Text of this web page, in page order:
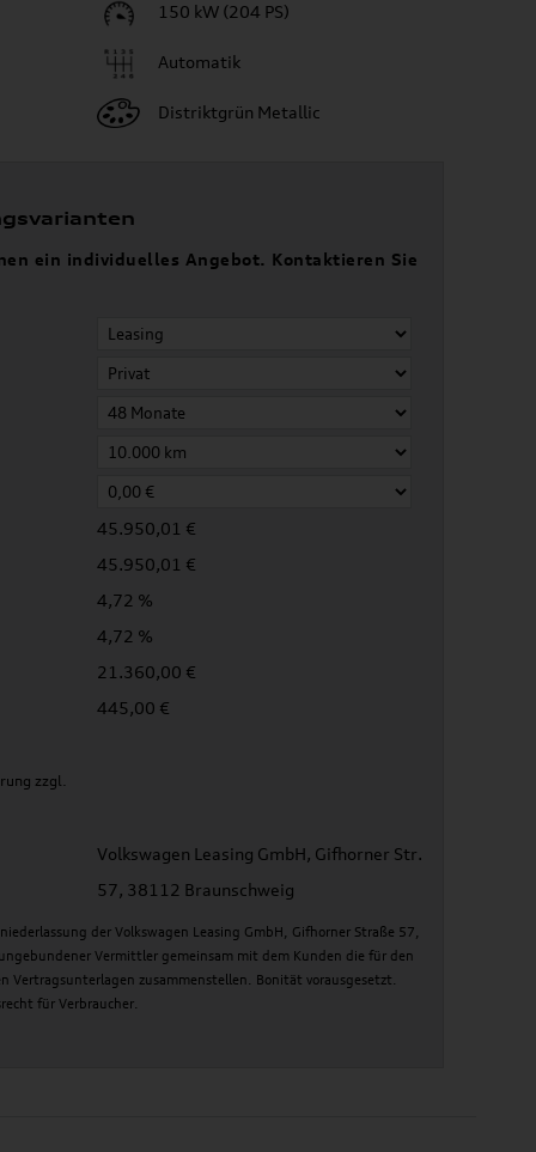
150 kW (204 PS)
Automatik
Distriktgrün Metallic
ein individuelles Angebot. Kontaktieren Sie
45.950,01 €
45.950,01 €
4,72 %
4,72 %
21.360,00 €
zzgl.
445,00 €
Volkswagen Leasing GmbH, Gifhorner Str.
57, 38112 Braunschweig
der Volkswagen Leasing GmbH, Gifhorner Straße 57,
Vermittler gemeinsam mit dem Kunden die für den
Vertragsunterlagen zusammenstellen. Bonität vorausgesetzt.
für Verbraucher.